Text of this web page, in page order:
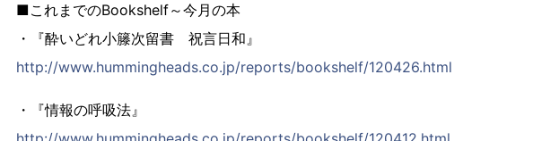
■これまでのBookshelf～今月の本
・『酔いどれ小籐次留書 祝言日和』
http://www.hummingheads.co.jp/reports/bookshelf/120426.html
・『情報の呼吸法』